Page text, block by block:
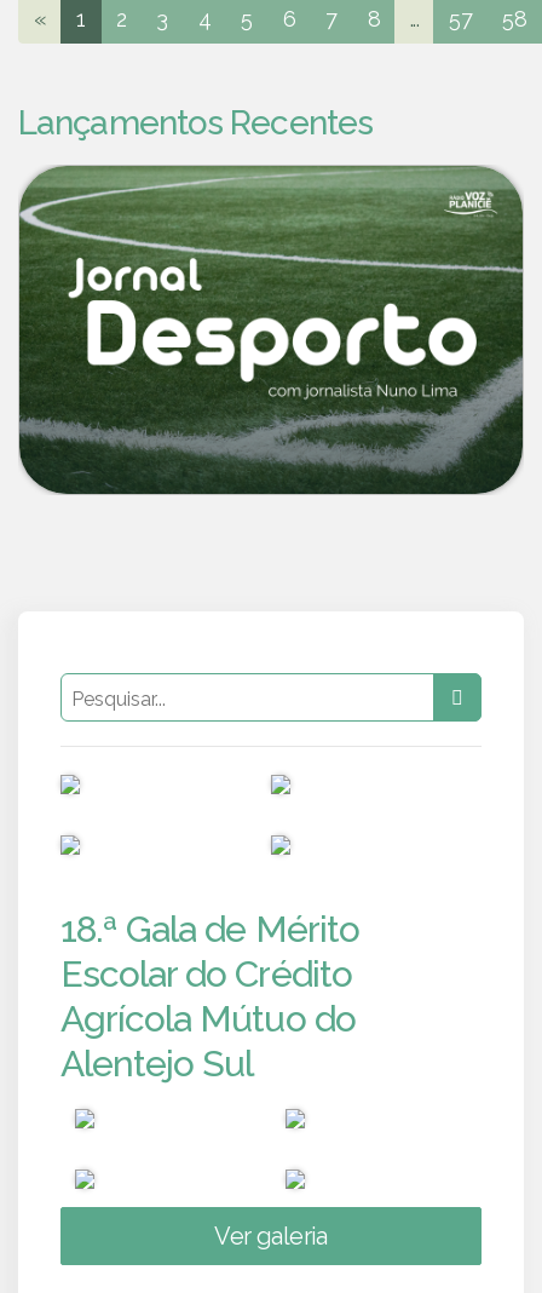
« 1 2 3 4 5 6 7 8 ... 57 58
Lançamentos Recentes
18.ª Gala de Mérito
Escolar do Crédito
Agrícola Mútuo do
Alentejo Sul
Ver galeria